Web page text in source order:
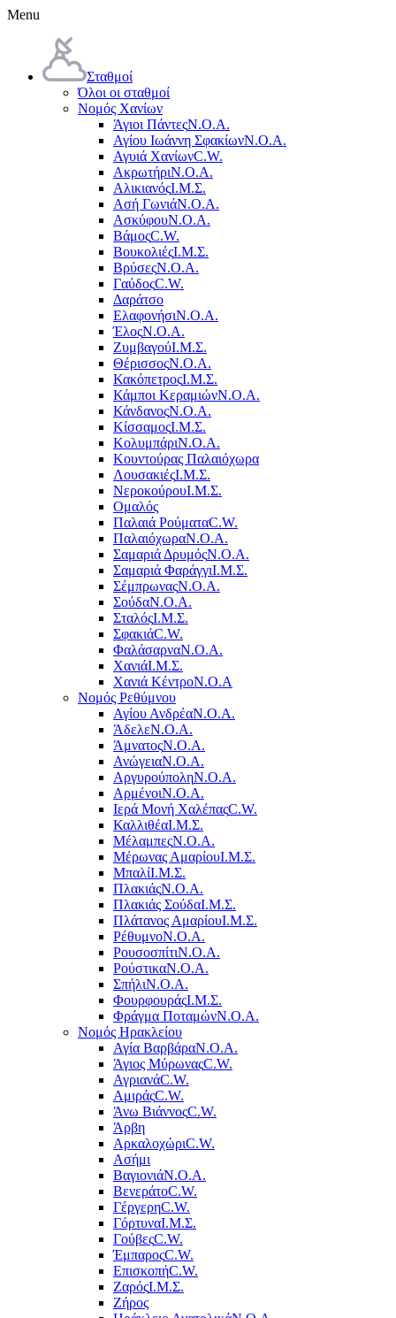
Menu
Σταθμοί
Όλοι οι σταθμοί
Νομός Χανίων
Άγιοι ΠάντεςΝ.Ο.Α.
Αγίου Ιωάννη ΣφακίωνΝ.Ο.Α.
Αγυιά ΧανίωνC.W.
ΑκρωτήριΝ.Ο.Α.
ΑλικιανόςΙ.Μ.Σ.
Ασή ΓωνιάΝ.Ο.Α.
ΑσκύφουΝ.Ο.Α.
ΒάμοςC.W.
ΒουκολιέςΙ.Μ.Σ.
ΒρύσεςΝ.Ο.Α.
ΓαύδοςC.W.
Δαράτσο
ΕλαφονήσιΝ.Ο.Α.
ΈλοςΝ.Ο.Α.
ΖυμβαγούΙ.Μ.Σ.
ΘέρισσοςΝ.Ο.Α.
ΚακόπετροςΙ.Μ.Σ.
Κάμποι ΚεραμιώνΝ.Ο.Α.
ΚάνδανοςΝ.Ο.Α.
ΚίσσαμοςΙ.Μ.Σ.
ΚολυμπάριΝ.Ο.Α.
Κουντούρας Παλαιόχωρα
ΛουσακιέςΙ.Μ.Σ.
ΝεροκούρουΙ.Μ.Σ.
Ομαλός
Παλαιά ΡούματαC.W.
ΠαλαιόχωραΝ.Ο.Α.
Σαμαριά ΔρυμόςΝ.Ο.Α.
Σαμαριά ΦαράγγιΙ.Μ.Σ.
ΣέμπρωναςΝ.Ο.Α.
ΣούδαΝ.Ο.Α.
ΣταλόςΙ.Μ.Σ.
ΣφακιάC.W.
ΦαλάσαρναΝ.Ο.Α.
ΧανιάΙ.Μ.Σ.
Χανιά ΚέντροN.O.A
Νομός Ρεθύμνου
Αγίου ΑνδρέαΝ.Ο.Α.
ΆδελεΝ.Ο.Α.
ΆμνατοςΝ.Ο.Α.
ΑνώγειαΝ.Ο.Α.
ΑργυρούποληΝ.Ο.Α.
ΑρμένοιΝ.Ο.Α.
Ιερά Μονή ΧαλέπαςC.W.
ΚαλλιθέαΙ.Μ.Σ.
ΜέλαμπεςΝ.Ο.Α.
Μέρωνας ΑμαρίουΙ.Μ.Σ.
ΜπαλίΙ.Μ.Σ.
ΠλακιάςΝ.Ο.Α.
Πλακιάς ΣούδαΙ.Μ.Σ.
Πλάτανος ΑμαρίουΙ.Μ.Σ.
ΡέθυμνοΝ.Ο.Α.
ΡουσοσπίτιΝ.Ο.Α.
ΡούστικαΝ.Ο.Α.
ΣπήλιΝ.Ο.Α.
ΦουρφουράςΙ.Μ.Σ.
Φράγμα ΠοταμώνΝ.Ο.Α.
Νομός Ηρακλείου
Αγία ΒαρβάραΝ.Ο.Α.
Άγιος ΜύρωναςC.W.
ΑγριανάC.W.
ΑμιράςC.W.
Άνω ΒιάννοςC.W.
Άρβη
ΑρκαλοχώριC.W.
Ασήμι
ΒαγιονιάΝ.Ο.Α.
ΒενεράτοC.W.
ΓέργερηC.W.
ΓόρτυναΙ.Μ.Σ.
ΓούβεςC.W.
ΈμπαροςC.W.
ΕπισκοπήC.W.
ΖαρόςΙ.Μ.Σ.
Ζήρος